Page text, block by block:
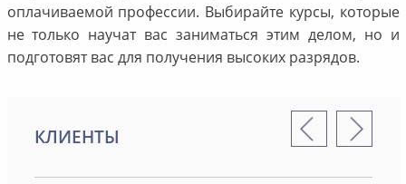
оплачиваемой профессии. Выбирайте курсы, которые
не только научат вас заниматься этим делом, но и
подготовят вас для получения высоких разрядов.
КЛИЕНТЫ